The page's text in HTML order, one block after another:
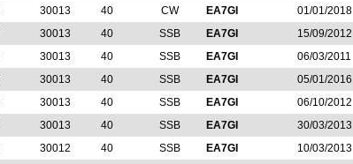
30013 40 CW EA7GI
01/01/2018
30013 40 SSB EA7GI
15/09/2012
30013 40 SSB EA7GI
06/03/2011
30013 40 SSB EA7GI
05/01/2016
30013 40 SSB EA7GI
06/10/2012
30013 40 SSB EA7GI
30/03/2013
30012 40 SSB EA7GI
10/03/2013